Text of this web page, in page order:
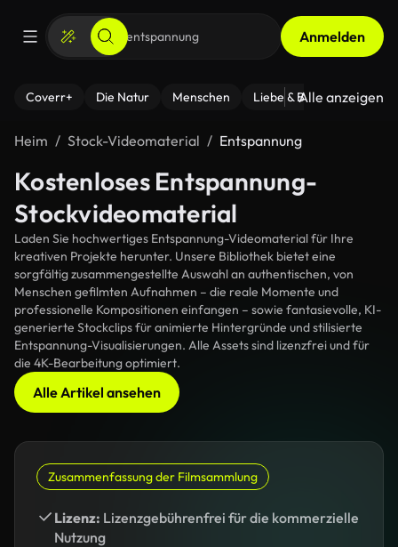
Anmelden
Coverr+ Die Natur Menschen Liebe & Beziehungen
Alle anzeigen
Heim Stock-Videomaterial Entspannung
Kostenloses Entspannung-
Stockvideomaterial
Laden Sie hochwertiges Entspannung-Videomaterial für Ihre
kreativen Projekte herunter. Unsere Bibliothek bietet eine
sorgfältig zusammengestellte Auswahl an authentischen, von
Menschen gefilmten Aufnahmen – die reale Momente und
professionelle Kompositionen einfangen – sowie fantasievolle, KI-
generierte Stockclips für animierte Hintergründe und stilisierte
Entspannung-Visualisierungen. Alle Assets sind lizenzfrei und für
die 4K-Bearbeitung optimiert.
Alle Artikel ansehen
Zusammenfassung der Filmsammlung
Lizenz: Lizenzgebührenfrei für die kommerzielle
Nutzung